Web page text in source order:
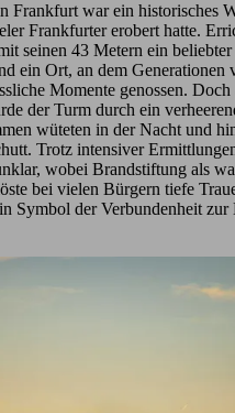
Frankfurt war ein historisches
Frankfurter erobert hatte.
seinen 43 Metern ein beliebter
ein Ort, an dem Generationen
Momente genossen. Doch
der Turm durch ein
wüteten in der Nacht und
Trotz intensiver
wobei Brandstiftung als
bei vielen Bürgern tiefe
Symbol der Verbundenheit zur